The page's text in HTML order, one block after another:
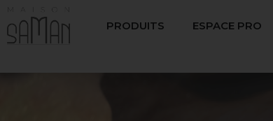
PRODUITS ESPACE PRO